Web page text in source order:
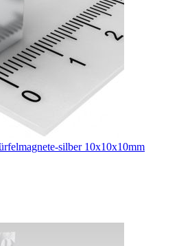
silber 10x10x10mm